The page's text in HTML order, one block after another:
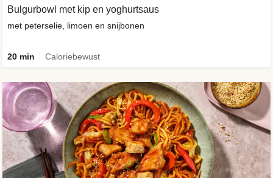
Bulgurbowl met kip en yoghurtsaus
met peterselie, limoen en snijbonen
20 min Caloriebewust